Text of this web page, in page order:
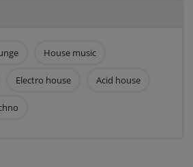
House music
Electro house Acid house